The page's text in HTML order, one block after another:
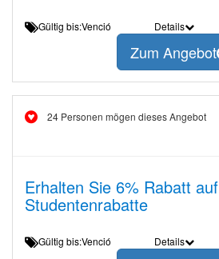
Gültig bis:Venció Details
Zum Angebot
24 Personen mögen dieses Angebot
Erhalten Sie 6% Rabatt auf
Studentenrabatte
Gültig bis:Venció Details